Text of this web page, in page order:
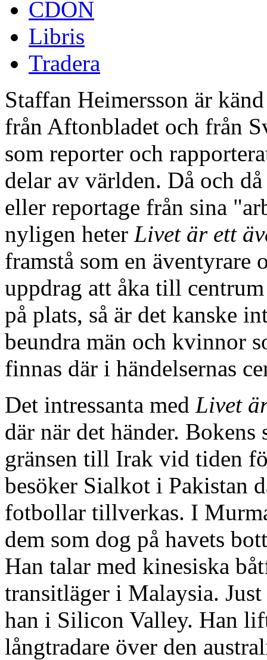
CDON
Libris
Tradera
Staffan Heimersson är
från Aftonbladet och från
som reporter och
delar av världen. Då och
eller reportage från sina
nyligen heter Livet är ett
framstå som en äventyrare
uppdrag att åka till
på plats, så är det kanske
beundra män och kvinnor
finnas där i händelsernas
Det intressanta med Livet
där när det händer.
gränsen till Irak vid tiden
besöker Sialkot i Pakistan
fotbollar tillverkas. I
dem som dog på havets
Han talar med kinesiska
transitläger i Malaysia.
han i Silicon Valley. Han
långtradare över den